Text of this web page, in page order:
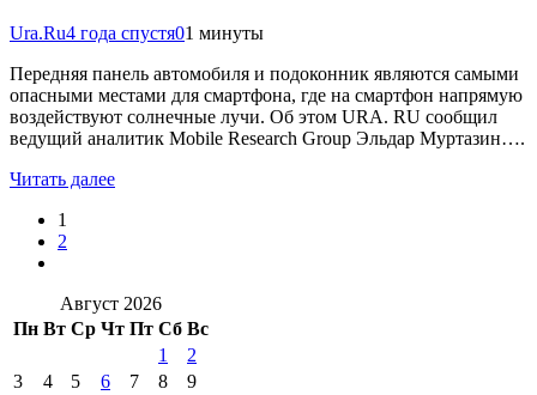
Ura.Ru4 года спустя01 минуты
Передняя панель автомобиля и подоконник являются самыми
опасными местами для смартфона, где на смартфон напрямую
воздействуют солнечные лучи. Об этом URA. RU сообщил
ведущий аналитик Mobile Research Group Эльдар Муртазин….
Читать далее
1
2
Август 2026
Пн Вт Ср Чт Пт Сб Вс
1
2
3
4 5 6 7 8
9